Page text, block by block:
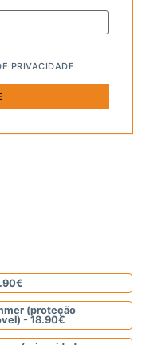
PRIVACIDADE
€
(proteção
- 18.90€